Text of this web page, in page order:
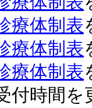
療体制表
療体制表
療体制表
付時間を